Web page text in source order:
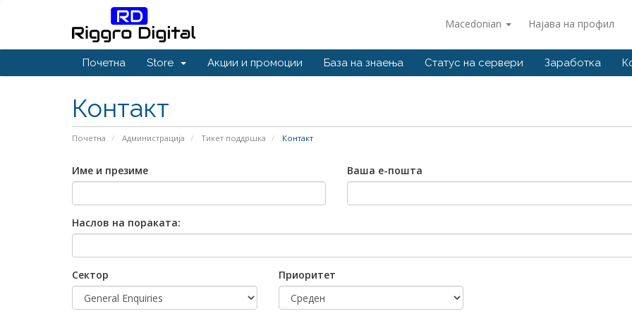
Macedonian Најава на профил
Почетна Store Акции и промоции База на знаења Статус на сервери Заработка
Контакт
Почетна Администрација Тикет поддршка Контакт
Име и презиме Ваша е-пошта
Наслов на пораката:
Сектор Приоритет